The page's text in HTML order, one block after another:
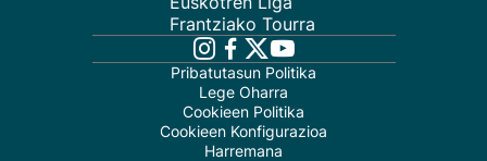
Frantziako Tourra
Pribatutasun Politika
Lege Oharra
Cookieen Politika
Cookieen Konfigurazioa
Harremana